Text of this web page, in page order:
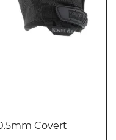
Covert